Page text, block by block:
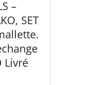
–
SET
Livré